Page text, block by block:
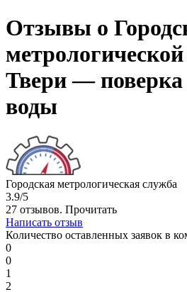
Отзывы о
Твери — поверка
воды
Городская метрологическая служба
3.9/5
27 отзывов. Прочитать
Написать отзыв
Количество оставленных заявок в
0
0
1
2